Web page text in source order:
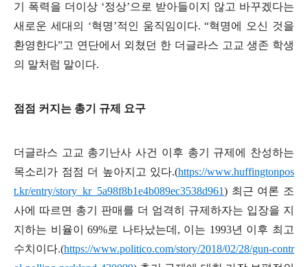
기 폭력을 더이상 ‘정상’으로 받아들이지 않고 바꾸겠다는
새로운 세대의 ‘혁명’적인 움직임이다. “혁명에 오신 것을
환영한다”고 연단에서 외쳤던 한 더글라스 고교 생존 학생
의 말처럼 말이다.
점점 커지는 총기 규제 요구
더글라스 고교 총기난사 사건 이후 총기 규제에 찬성하는
목소리가 점점 더 높아지고 있다.(https://www.huffingtonpos
t.kr/entry/story_kr_5a98f8b1e4b089ec3538d961) 최근 여론 조
사에 따르면 총기 판매를 더 엄격히 규제하자는 입장을 지
지하는 비율이69%로 나타났는데 , 이는 1993년 이후 최고
수치이다.(https://www.politico.com/story/2018/02/28/gun-contr